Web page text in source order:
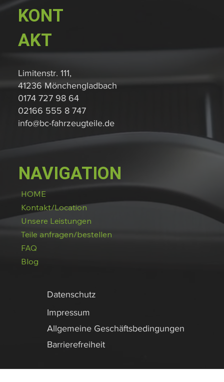
Datenschutz
Impressum
Allgemeine Geschäftsbedingungen
Barrierefreiheit
NAVIGATION
HOME
Kontakt/Location
Unsere Leistungen
Teile anfragen/bestellen
FAQ
Blog
KONT
AKT
Limitenstr. 111,
41236 Mönchengladbach
0174 727 98 64
02166 555 8 747
info@bc-fahrzeugteile.de